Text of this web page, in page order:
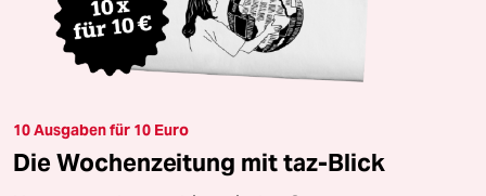
10 Ausgaben für 10 Euro
Die Wochenzeitung mit taz-Blick